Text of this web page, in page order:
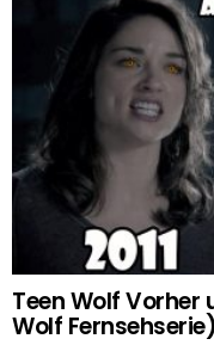
Teen Wolf Vorher
Wolf Fernsehserie)